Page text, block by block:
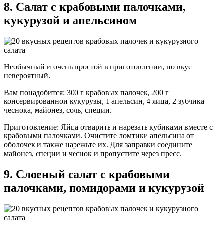
8. Салат с крабовыми палочками,
кукурузой и апельсином
Необычный и очень простой в приготовлении, но вкус
невероятный.
Вам понадобится: 300 г крабовых палочек, 200 г
консервированной кукурузы, 1 апельсин, 4 яйца, 2 зубчика
чеснока, майонез, соль, специи.
Приготовление: Яйца отварить и нарезать кубиками вместе с
крабовыми палочками. Очистите ломтики апельсина от
оболочек и также нарежьте их. Для заправки соедините
майонез, специи и чеснок и пропустите через пресс.
9. Слоеный салат с крабовыми
палочками, помидорами и кукурузой